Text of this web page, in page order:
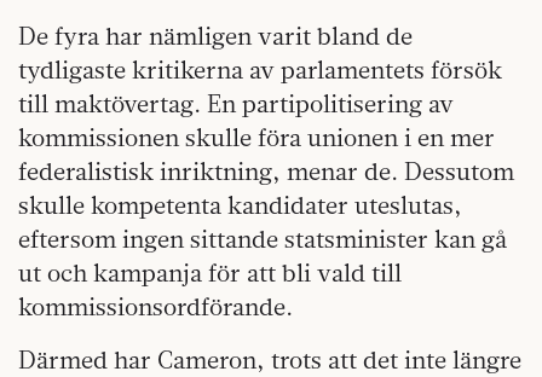
De fyra har nämligen varit bland de
tydligaste kritikerna av parlamentets försök
till maktövertag. En partipolitisering av
kommissionen skulle föra unionen i en mer
federalistisk inriktning, menar de. Dessutom
skulle kompetenta kandidater uteslutas,
eftersom ingen sittande statsminister kan gå
ut och kampanja för att bli vald till
kommissionsordförande.
Därmed har Cameron, trots att det inte längre